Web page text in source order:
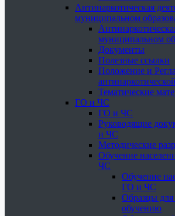
Антинаркотическая
муниципальном
муниципальном
Документы
Полезные ссылки
Положение и
Тематические
ГО и ЧС
ГО и ЧС
Руководящие
и ЧС
Методические
Обучение
ЧС
Обучение
ГО и ЧС
Образцы для
обучению